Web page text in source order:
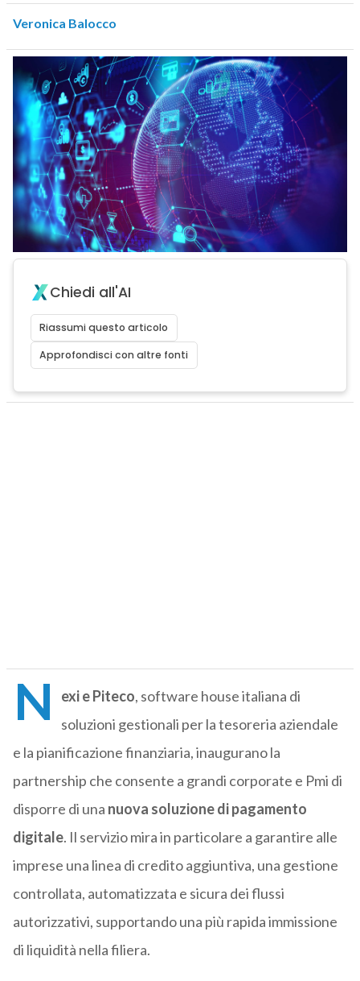
Veronica Balocco
Chiedi all'AI
Riassumi questo articolo
Approfondisci con altre fonti
N exi e Piteco, software house italiana di
soluzioni gestionali per la tesoreria aziendale
e la pianificazione finanziaria, inaugurano la
partnership che consente a grandi corporate e Pmi di
disporre di una nuova soluzione di pagamento
digitale. Il servizio mira in particolare a garantire alle
imprese una linea di credito aggiuntiva, una gestione
controllata, automatizzata e sicura dei flussi
autorizzativi, supportando una più rapida immissione
di liquidità nella filiera.